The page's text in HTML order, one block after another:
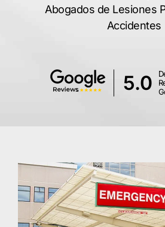
5.0
Abogados de Lesiones
Accidentes